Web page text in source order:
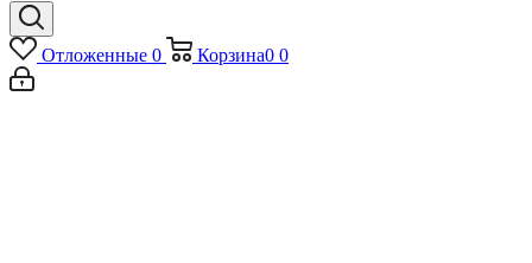
Отложенные 0 Корзина0 0